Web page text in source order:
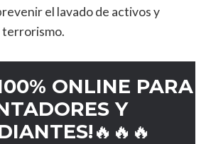
el lavado de activos y
ONLINE PARA
Y